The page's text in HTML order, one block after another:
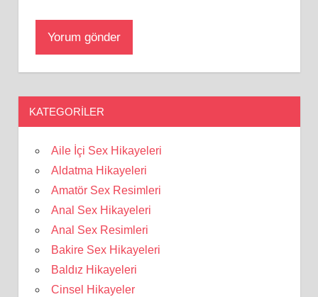
KATEGORILER
Aile İçi Sex Hikayeleri
Aldatma Hikayeleri
Amatör Sex Resimleri
Anal Sex Hikayeleri
Anal Sex Resimleri
Bakire Sex Hikayeleri
Baldız Hikayeleri
Cinsel Hikayeler